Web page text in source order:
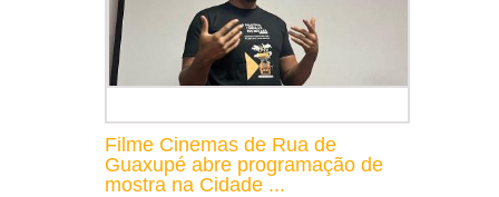
Filme Cinemas de Rua de
Guaxupé abre programação de
mostra na Cidade ...